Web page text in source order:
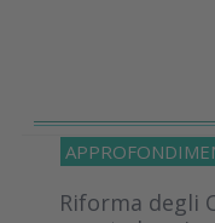
Riforma degli